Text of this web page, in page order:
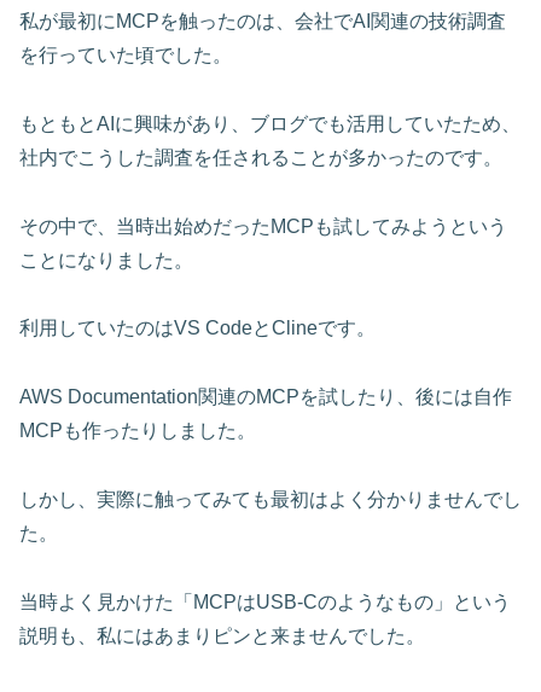
私が最初にMCPを触ったのは、会社でAI関連の技術調査
を行っていた頃でした。
もともとAIに興味があり、ブログでも活用していたため、
社内でこうした調査を任されることが多かったのです。
その中で、当時出始めだったMCPも試してみようという
ことになりました。
利用していたのはVS CodeとClineです。
AWS Documentation関連のMCPを試したり、後には自作
MCPも作ったりしました。
しかし、実際に触ってみても最初はよく分かりませんでし
た。
当時よく見かけた「MCPはUSB-Cのようなもの」という
説明も、私にはあまりピンと来ませんでした。